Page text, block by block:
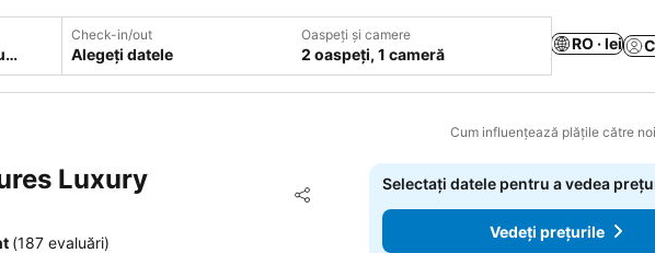
Check-in/out
Alegeți datele
Oaspeți și camere
2 oaspeți, 1 cameră
RO · lei
Cum influențează plățile către
Luxury
Distribuiți
Adăugaţi la favorite
(187 evaluări)
Selectați datele pentru a vedea
Vedeți prețurile